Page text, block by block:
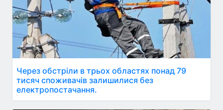
Через обстріли в трьох областях понад 79
тисяч споживачів залишилися без
електропостачання.